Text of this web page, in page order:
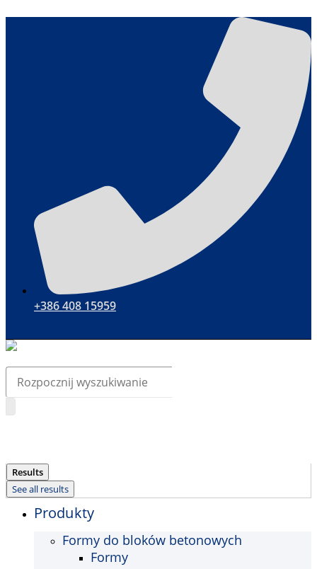
+386 408 15959
Search
Results
See all results
Produkty
Formy do bloków betonowych
Formy